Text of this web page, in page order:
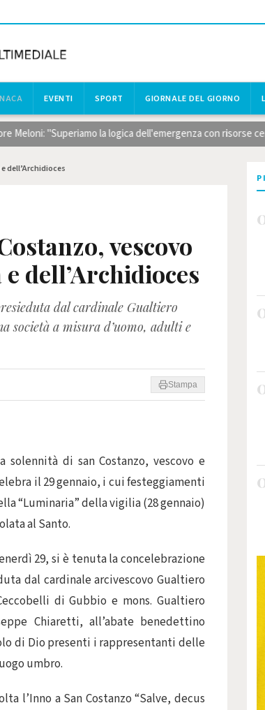
EVENTI SPORT GIORNALE DEL GIORNO
la logica dell'emergenza con risorse certe e
dell’Archidioces
vescovo
dell’Archidioces
dal cardinale Gualtiero
società a misura d’uomo, adulti e
Stampa
di san Costanzo, vescovo e
il 29 gennaio, i cui festeggiamenti
“Luminaria” della vigilia (28 gennaio)
al Santo.
29, si è tenuta la concelebrazione
dal cardinale arcivescovo Gualtiero
di Gubbio e mons. Gualtiero
Chiaretti, all’abate benedettino
di Dio presenti i rappresentanti delle
umbro.
l’Inno a San Costanzo “Salve, decus